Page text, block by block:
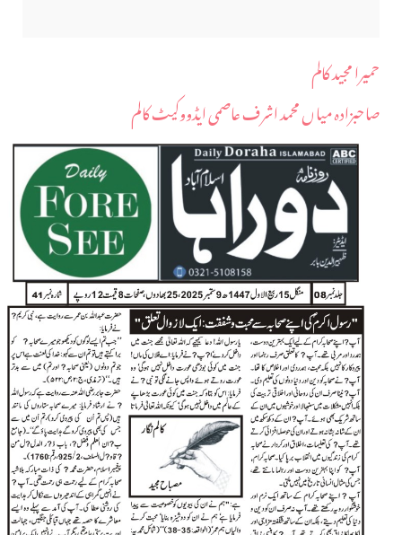
حمیرا مجید کالم
صاحبزادہ میاں محمد اشرف عاصمی ایڈووکیٹ کالم